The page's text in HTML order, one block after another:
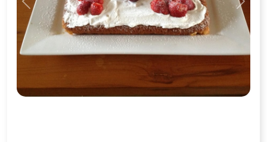
Previous Next